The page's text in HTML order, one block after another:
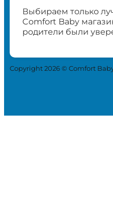
Выбираем только
Comfort Baby
родители были
Copyright 2026 © Comfort